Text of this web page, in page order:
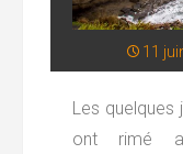
11
Les quelques
ont rimé